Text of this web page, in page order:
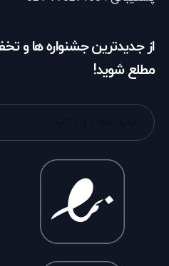
از جدیدترین جشنواره ها و
مطلع شوید!